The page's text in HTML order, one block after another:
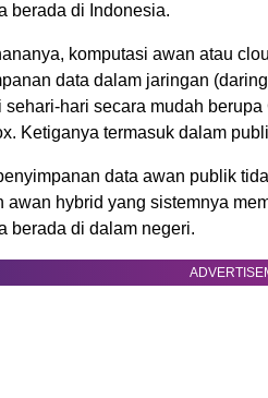
berada di Indonesia.
komputasi awan atau
data dalam jaringan
sehari-hari secara mudah
Ketiganya termasuk dalam
data awan publik
awan hybrid yang sistemnya
berada di dalam negeri.